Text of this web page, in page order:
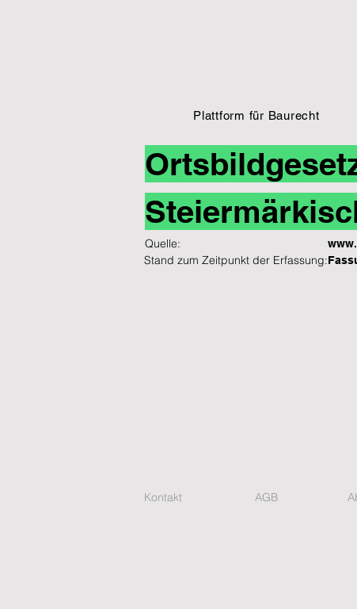
Plattform für Baurecht
Quelle:
Stand zum Zeitpunkt der Erfassung:
Kontakt AGB